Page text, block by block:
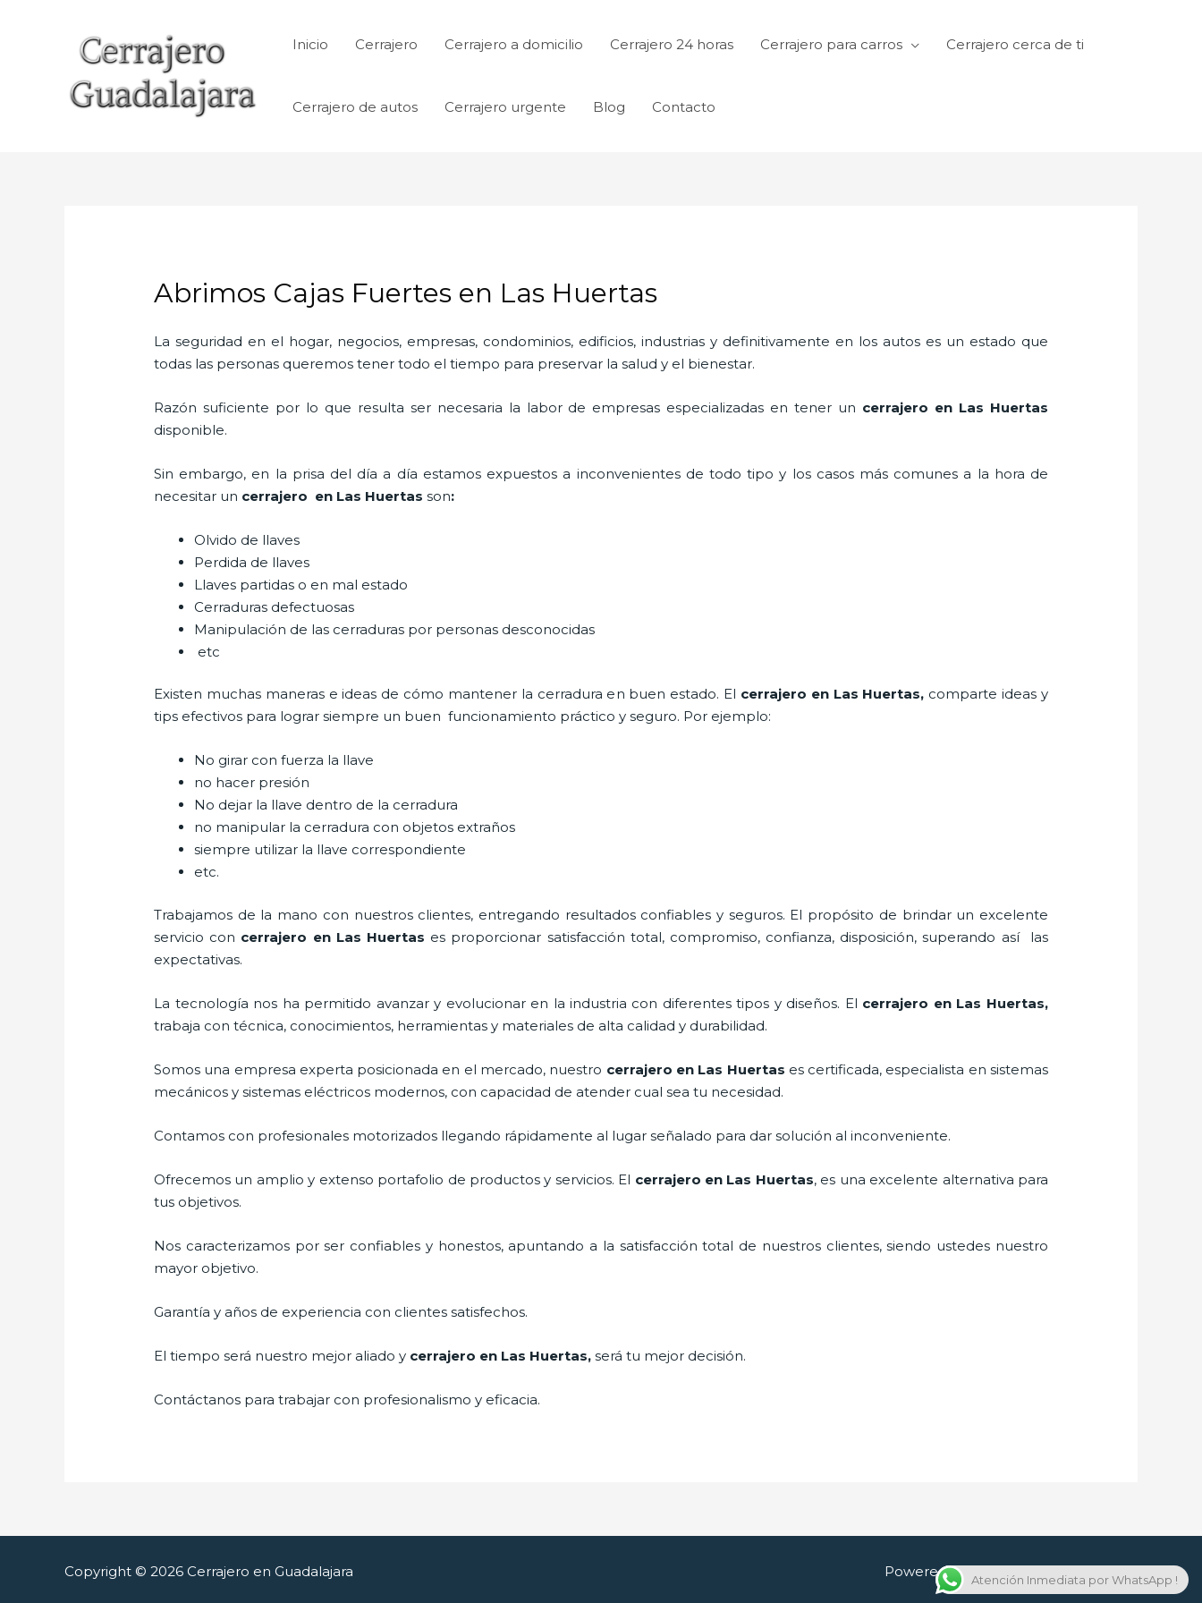
Inicio Cerrajero Cerrajero a domicilio Cerrajero 24 horas Cerrajero para carros Cerrajero cerca de ti
Cerrajero de autos Cerrajero urgente Blog Contacto
Abrimos Cajas Fuertes en Las Huertas
La seguridad en el hogar, negocios, empresas, condominios, edificios, industrias y definitivamente en los autos es un estado que
todas las personas queremos tener todo el tiempo para preservar la salud y el bienestar.
Razón suficiente por lo que resulta ser necesaria la labor de empresas especializadas en tener un cerrajero en Las Huertas
disponible.
Sin embargo, en la prisa del día a día estamos expuestos a inconvenientes de todo tipo y los casos más comunes a la hora de
necesitar un cerrajero en Las Huertas son:
Olvido de llaves
Perdida de llaves
Llaves partidas o en mal estado
Cerraduras defectuosas
Manipulación de las cerraduras por personas desconocidas
etc
Existen muchas maneras e ideas de cómo mantener la cerradura en buen estado. El cerrajero en Las Huertas, comparte ideas y
tips efectivos para lograr siempre un buen funcionamiento práctico y seguro. Por ejemplo:
No girar con fuerza la llave
no hacer presión
No dejar la llave dentro de la cerradura
no manipular la cerradura con objetos extraños
siempre utilizar la llave correspondiente
etc.
Trabajamos de la mano con nuestros clientes, entregando resultados confiables y seguros. El propósito de brindar un excelente
servicio con cerrajero en Las Huertas es proporcionar satisfacción total, compromiso, confianza, disposición, superando así las
expectativas.
La tecnología nos ha permitido avanzar y evolucionar en la industria con diferentes tipos y diseños. El cerrajero en Las Huertas,
trabaja con técnica, conocimientos, herramientas y materiales de alta calidad y durabilidad.
Somos una empresa experta posicionada en el mercado, nuestro cerrajero en Las Huertas es certificada, especialista en sistemas
mecánicos y sistemas eléctricos modernos, con capacidad de atender cual sea tu necesidad.
Contamos con profesionales motorizados llegando rápidamente al lugar señalado para dar solución al inconveniente.
Ofrecemos un amplio y extenso portafolio de productos y servicios. El cerrajero en Las Huertas, es una excelente alternativa para
tus objetivos.
Nos caracterizamos por ser confiables y honestos, apuntando a la satisfacción total de nuestros clientes, siendo ustedes nuestro
mayor objetivo.
Garantía y años de experiencia con clientes satisfechos.
El tiempo será nuestro mejor aliado y cerrajero en Las Huertas,será tu mejor decisión.
Contáctanos para trabajar con profesionalismo y eficacia.
Copyright © 2026 Cerrajero en Guadalajara Powered by Cerrajero en Guadalajara
Atención Inmediata por WhatsApp !